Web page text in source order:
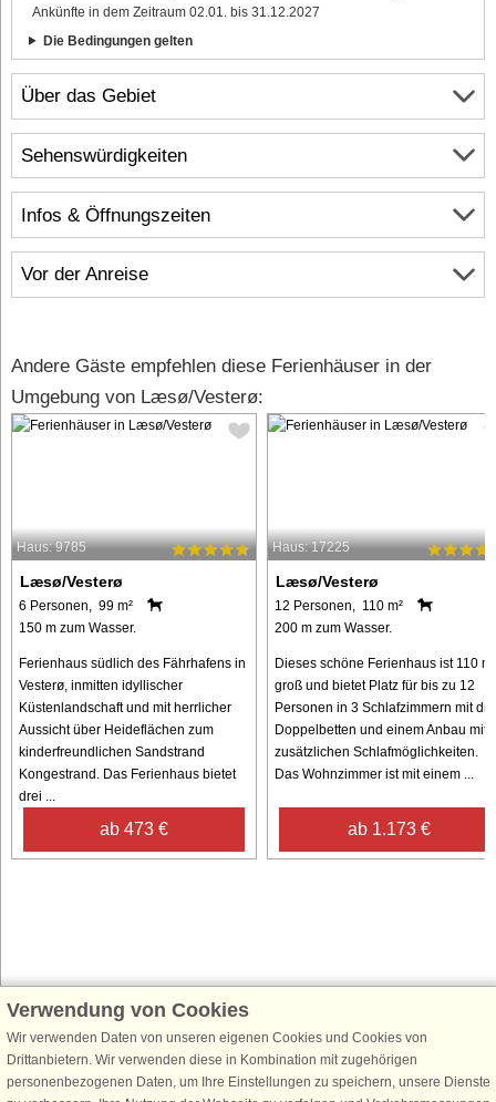
Über das Gebiet
Infos & Öffnungszeiten
Vor der Anreise
Ankünfte in dem Zeitraum 02.01. bis 31.12.2027
Die Bedingungen gelten
Sehenswürdigkeiten
Andere Gäste empfehlen diese Ferienhäuser in der
Umgebung von Læsø/Vesterø:
Haus: 9785
Læsø/Vesterø
6 Personen, 99 m²
150 m zum Wasser.
Ferienhaus südlich des Fährhafens in
Vesterø, inmitten idyllischer
Küstenlandschaft und mit herrlicher
Aussicht über Heideflächen zum
kinderfreundlichen Sandstrand
Kongestrand. Das Ferienhaus bietet
drei ...
ab 473 €
Haus: 17225
Læsø/Vesterø
12 Personen, 110 m²
200 m zum Wasser.
Dieses schöne Ferienhaus ist 110 m²
groß und bietet Platz für bis zu 12
Personen in 3 Schlafzimmern mit
Doppelbetten und einem Anbau mit
zusätzlichen Schlafmöglichkeiten.
Das Wohnzimmer ist mit einem ...
ab 1.173 €
Schließen Sie sich 100.000 Ferienhaus-Fans an
Erhalten Sie einenWillkommensgutschein von 25 € für Ihren nächsten
Ferienhausurlaub - melden Sie sich einfach für den DanCenter Newsletter
Verwendung von Cookies
Wir verwenden Daten von unseren eigenen Cookies und Cookies von
Drittanbietern. Wir verwenden diese in Kombination mit zugehörigen
personenbezogenen Daten, um Ihre Einstellungen zu speichern, unsere Dienste